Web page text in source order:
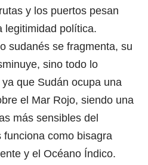
y los puertos pesan
política.
sudanés se fragmenta, su
sino todo lo
que Sudán ocupa una
el Mar Rojo, siendo una
más sensibles del
como bisagra
y el Océano Índico.